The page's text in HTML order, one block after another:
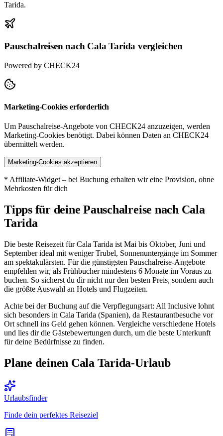
Tarida.
Pauschalreisen nach Cala Tarida vergleichen
Powered by CHECK24
Marketing-Cookies erforderlich
Um Pauschalreise-Angebote von CHECK24 anzuzeigen, werden
Marketing-Cookies benötigt. Dabei können Daten an CHECK24
übermittelt werden.
Marketing-Cookies akzeptieren
* Affiliate-Widget – bei Buchung erhalten wir eine Provision, ohne
Mehrkosten für dich
Tipps für deine Pauschalreise nach Cala
Tarida
Die beste Reisezeit für Cala Tarida ist Mai bis Oktober, Juni und
September ideal mit weniger Trubel, Sonnenuntergänge im Sommer
am spektakulärsten. Für die günstigsten Pauschalreise-Angebote
empfehlen wir, als Frühbucher mindestens 6 Monate im Voraus zu
buchen. So sicherst du dir nicht nur den besten Preis, sondern auch
die größte Auswahl an Hotels und Flugzeiten.
Achte bei der Buchung auf die Verpflegungsart: All Inclusive lohnt
sich besonders in Cala Tarida (Spanien), da Restaurantbesuche vor
Ort schnell ins Geld gehen können. Vergleiche verschiedene Hotels
und lies dir die Gästebewertungen durch, um die beste Unterkunft
für deine Bedürfnisse zu finden.
Plane deinen Cala Tarida-Urlaub
Urlaubsfinder
Finde dein perfektes Reiseziel